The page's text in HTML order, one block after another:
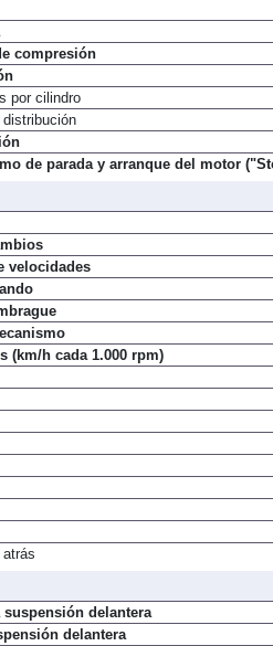
compresión
por cilindro
de parada y arranque del motor
velocidades
(km/h cada 1.000 rpm)
atrás
suspensión delantera
delantera